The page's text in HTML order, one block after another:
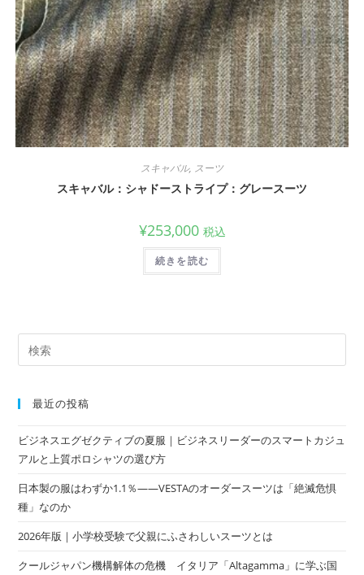
スキャバル, スーツ
スキャバル：シャドーストライプ：グレースーツ
¥253,000 税込
続きを読む
最近の投稿
ビジネスエグゼクティブの夏服｜ビジネスリーダーのスマートカジュ
アルと上質ポロシャツの選び方
日本製の服はわずか1.1％——VESTAのオーダースーツは「絶滅危惧
種」なのか
2026年版｜小学校受験で父親にふさわしいスーツとは
クールジャパン機構解体の危機 イタリア「Altagamma」に学ぶ国